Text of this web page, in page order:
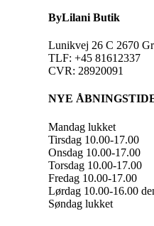
ByLilani Butik
Lunikvej 26 C 2670
TLF: +45 81612337
CVR: 28920091
NYE
Mandag lukket
Tirsdag 10.00-17.00
Onsdag 10.00-17.00
Torsdag 10.00-17.00
Fredag 10.00-17.00
Lørdag 10.00-16.00
Søndag lukket